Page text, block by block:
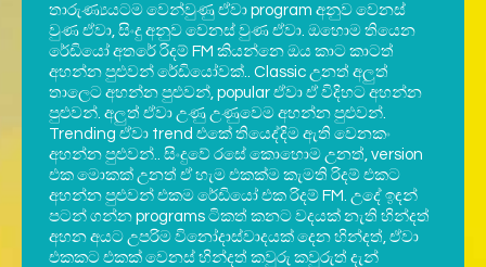
තාරුණ්‍යයටම වෙන්වුණු ඒවා program අනුව වෙනස්
වුණ ඒවා, සිංදු අනුව වෙනස් වුණ ඒවා. ඔහොම තියෙන
රේඩියෝ අතරේ රිදම් FM කියන්නෙ ඔය කාට කාටත්
අහන්න පුළුවන් රේඩියෝවක්.. Classic උනත් අලුත්
තාලෙට අහන්න පුළුවන්, popular ඒවා ඒ විදිහට අහන්න
පුළුවන්. අලුත් ඒවා උණු උණුවෙම අහන්න පුළුවන්.
Trending ඒවා trend එකේ තියෙද්දිම ඇති වෙනකං
අහන්න පුළුවන්.. සිංදුවේ රසේ කොහොම උනත්, version
එක මොකක් උනත් ඒ හැම එකක්ම කැමති රිදම් එකට
අහන්න පුළුවන් එකම රේඩියෝ එක රිදම් FM. උදේ ඉඳන්
පටන් ගන්න programs ටිකත් කනට වදයක් නැති හින්දත්
අහන අයට උපරිම විනෝදාස්වාදයක් දෙන හින්දත්, ඒවා
එකකට එකක් වෙනස් හින්දත් කවුරු කවුරුත් දැන්